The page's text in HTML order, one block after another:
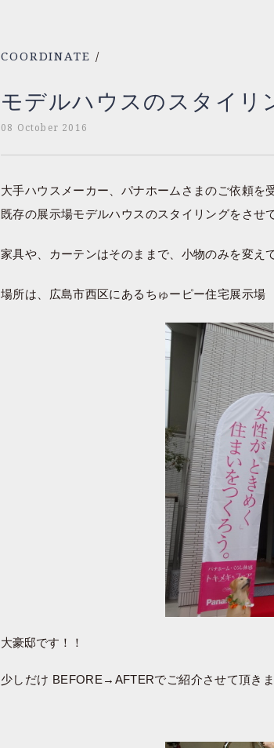
COORDINATE /
モデルハウスのスタイリ
08 October 2016
大手ハウスメーカー、パナホームさまのご依頼を
既存の展示場モデルハウスのスタイリングをさせ
家具や、カーテンはそのままで、小物のみを変え
場所は、広島市西区にあるちゅーピー住宅展示場
大豪邸です！！
少しだけ BEFORE→AFTERでご紹介させて頂きま